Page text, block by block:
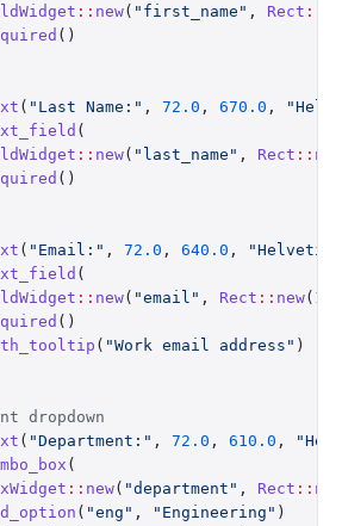
:: new( "first_name" , Rect ::
()
( "Last Name:" , 72.0 , 670.0 ,
(
:: new( "last_name" , Rect :: new
()
( "Email:" , 72.0 , 640.0 ,
(
:: new( "email" , Rect :: new(
()
( "Work email address" )
dropdown
( "Department:" , 72.0 , 610.0 ,
(
:: new( "department" , Rect :: new
( "eng" , "Engineering" )